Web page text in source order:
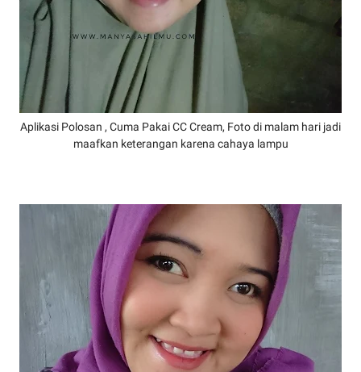
Aplikasi Polosan , Cuma Pakai CC Cream, Foto di malam hari jadi
maafkan keterangan karena cahaya lampu